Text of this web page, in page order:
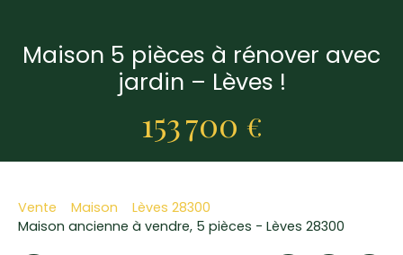
Maison 5 pièces à rénover avec
jardin – Lèves !
153 700 €
Vente Maison
Lèves 28300
Maison ancienne à vendre, 5 pièces - Lèves 28300